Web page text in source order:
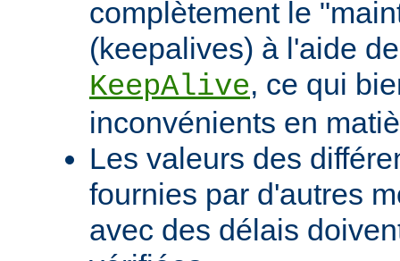
complètement le
(keepalives) à l'aide
KeepAlive, ce qui
inconvénients en
Les valeurs des
fournies par d'autres
avec des délais